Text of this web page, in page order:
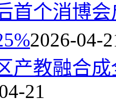
首个消博
2026-04-
产教融合
21